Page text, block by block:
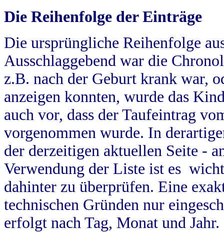
Die Reihenfolge der Einträge
Die ursprüngliche Reihenfolge
Ausschlaggebend war die
z.B. nach der Geburt krank war,
anzeigen konnten, wurde das
auch vor, dass der Taufeintrag
vorgenommen wurde. In
der derzeitigen aktuellen Seite -
Verwendung der Liste ist es
dahinter zu überprüfen. Eine
technischen Gründen nur
erfolgt nach Tag, Monat und Jahr.